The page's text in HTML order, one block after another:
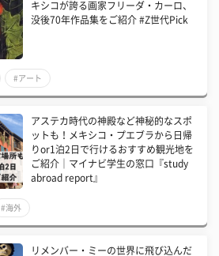
キシコが誇る画家フリーダ・カーロ、
没後70年作品集をご紹介 #Z世代Pick
#アート
アステカ時代の神殿など神秘的なスポ
ットも！メキシコ・プエブラから日帰
りor1泊2日で行けるおすすめ観光地を
ご紹介｜マイナビ学生の窓口『study
abroad report』
#海外
リメンバー・ミーの世界に飛び込んだ